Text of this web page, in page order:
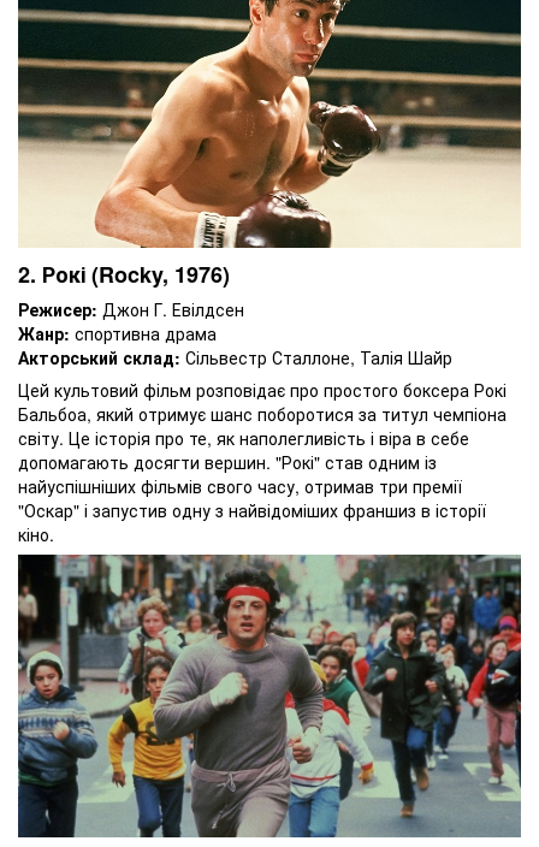
2. Рокі (Rocky, 1976)
Режисер: Джон Г. Евілдсен
Жанр: спортивна драма
Акторський склад: Сільвестр Сталлоне, Талія Шайр
Цей культовий фільм розповідає про простого боксера Рокі
Бальбоа, який отримує шанс поборотися за титул чемпіона
світу. Це історія про те, як наполегливість і віра в себе
допомагають досягти вершин. "Рокі" став одним із
найуспішніших фільмів свого часу, отримав три премії
"Оскар" і запустив одну з найвідоміших франшиз в історії
кіно.